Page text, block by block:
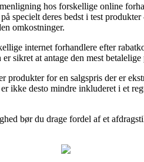
hos forskellige online
specielt deres bedst i test
omkostninger.
internet forhandlere efter
sikret at antage den mest betalelige
for en salgspris der er
ikke desto mindre inkluderet i et
bør du drage fordel af et